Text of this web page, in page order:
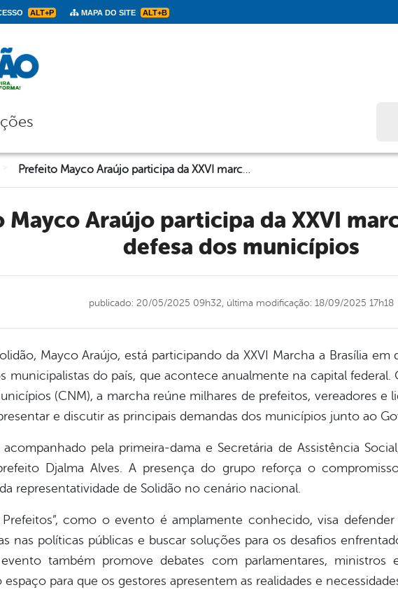
ALT+P MAPA DO SITE ALT+B
Prefeito Mayco Araújo participa da XXVI marcha a Brasília em defesa dos municípios
defesa dos municípios
publicado: 20/05/2025 09h32, última modificação: 18/09/2025 17h18
Mayco Araújo, está participando da XXVI Marcha a Brasília
municipalistas do país, que acontece anualmente na capital federal.
(CNM), a marcha reúne milhares de prefeitos, vereadores e
e discutir as principais demandas dos municípios junto ao
pela primeira-dama e Secretária de Assistência
Djalma Alves. A presença do grupo reforça o
representatividade de Solidão no cenário nacional.
Prefeitos”, como o evento é amplamente conhecido, visa
nas políticas públicas e buscar soluções para os desafios
também promove debates com parlamentares, ministros
espaço para que os gestores apresentem as realidades e